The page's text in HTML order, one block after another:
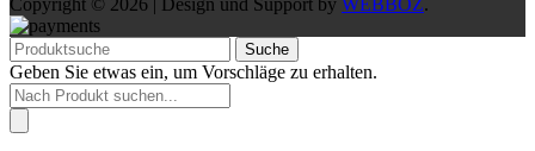
Suche
Geben Sie etwas ein, um Vorschläge zu erhalten.
Products
search